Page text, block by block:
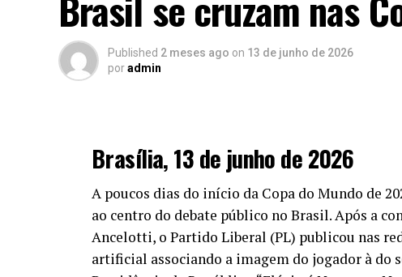
Published 2 meses ago on 13 de junho de 2026
poradmin
Brasília, 13 de junho de 2026
A poucos dias do início da Copa do Mundo de
ao centro do debate público no Brasil. Após a
Ancelotti, o Partido Liberal (PL) publicou nas
artificial associando a imagem do jogador à do